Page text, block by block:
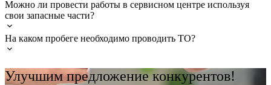
Можно ли провести работы в сервисном центре используя
свои запасные части?
На каком пробеге необходимо проводить ТО?
Улучшим предложение конкурентов!